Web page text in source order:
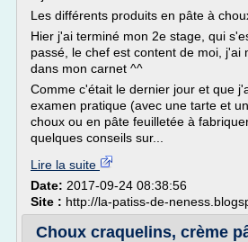
Les différents produits en pâte à
Hier j'ai terminé mon 2e stage, qui
passé, le chef est content de moi, j'ai
dans mon carnet ^^
Comme c'était le dernier jour et que
examen pratique (avec une tarte et
choux ou en pâte feuilletée à
quelques conseils sur...
Lire la suite
Date: 2017-09-24 08:38:56
Site : http://la-patiss-de-
Choux craquelins, crème